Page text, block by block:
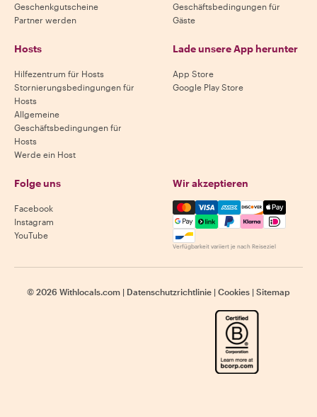
Geschenkgutscheine
Partner werden
Geschäftsbedingungen für
Gäste
Hosts
Hilfezentrum für Hosts
Stornierungsbedingungen für
Hosts
Allgemeine
Geschäftsbedingungen für
Hosts
Werde ein Host
Lade unsere App herunter
App Store
Google Play Store
Folge uns
Facebook
Instagram
YouTube
Wir akzeptieren
Mastercard, Visa, Amex,
Verfügbarkeit variiert je nach Reiseziel
© 2026 Withlocals.com | Datenschutzrichtlinie | Cookies | Sitemap